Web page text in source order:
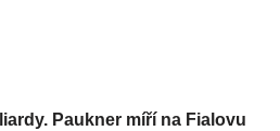
Paukner míří na Fialovu